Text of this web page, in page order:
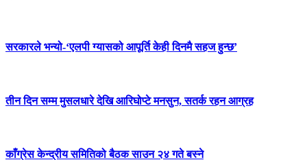
सरकारले भन्यो-‘एलपी ग्यासको आपूर्ति केही दिनमै सहज हुन्छ’
तीन दिन सम्म मुसलधारे देखि आरिघोप्टे मनसुन, सतर्क रहन आग्रह
काँग्रेस केन्द्रीय समितिको बैठक साउन २४ गते बस्ने